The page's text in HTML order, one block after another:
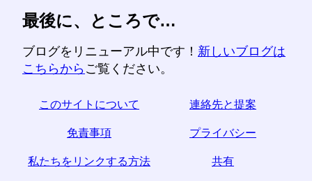
最後に、ところで…
ブログをリニューアル中です！ 新しいブログは
こちらから ご覧ください。
このサイトについて 連絡先と提案
免責事項 プライバシー
私たちをリンクする方法 共有